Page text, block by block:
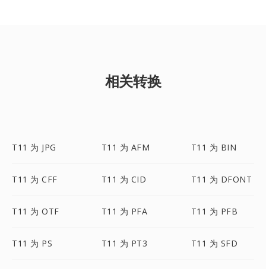
相关转换
T11 为 JPG T11 为 AFM T11 为 BIN
T11 为 CFF T11 为 CID T11 为 DFONT
T11 为 OTF T11 为 PFA T11 为 PFB
T11 为 PS T11 为 PT3 T11 为 SFD